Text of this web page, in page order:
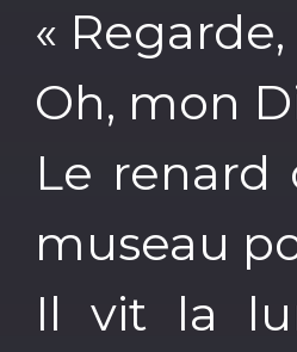
«
Oh, mon
Le renard
museau
Il vit la